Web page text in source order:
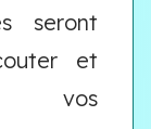
seront
et
vos